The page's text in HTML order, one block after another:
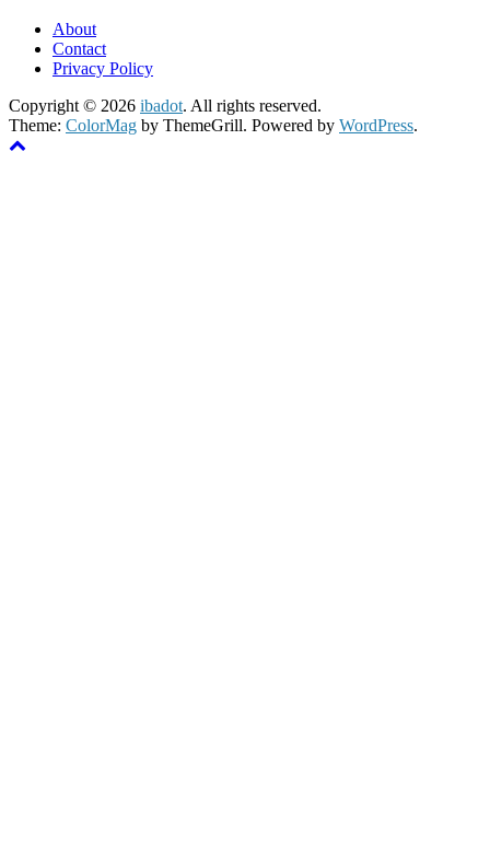
About
Contact
Privacy Policy
Copyright © 2026 ibadot. All rights reserved.
Theme: ColorMag by ThemeGrill. Powered by WordPress.